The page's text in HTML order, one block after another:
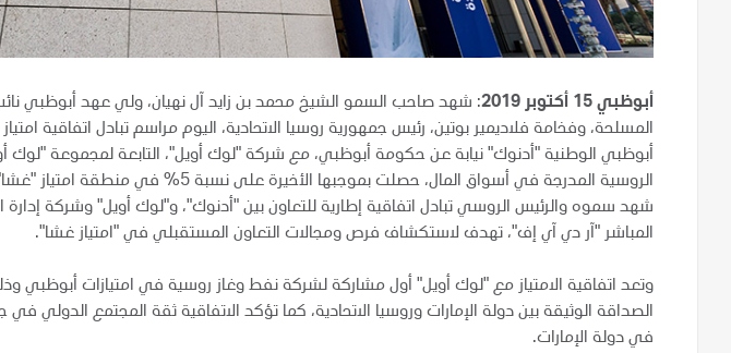
أبوظبي 15 أكتوبر 2019
: شهد صاحب السمو الشيخ محمد بن زايد آل نهيان، ولي عهد أبوظبي
المسلحة، وفخامة فلاديمير بوتين، رئيس جمهورية روسيا الاتحادية، اليوم مراسم تبادل اتفاقية
أبوظبي الوطنية "أدنوك" نيابة عن حكومة أبوظبي، مع شركة "لوك أويل"، التابعة لمجموعة
الروسية المدرجة في أسواق المال، حصلت بموجبها الأخيرة
شهد سموه والرئيس الروسي تبادل اتفاقية إطارية للتعاون بين "أدنوك"، و"لوك أويل" وشركة إدارة
المباشر "آر دي آي إف"، تهدف لاستكشاف فرص ومجالات التعاون المستقبلي في "امتياز غشا".
وتعد اتفاقية الامتياز مع "لوك أويل" أول مشاركة لشركة نفط وغاز روسية في امتيازات أبوظبي
الصداقة الوثيقة بين دولة الإمارات وروسيا الاتحادية، كما تؤكد الاتفاقية ثقة المجتمع الدولي في
في دولة الإمارات.